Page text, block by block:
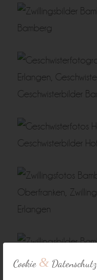
Cookie & Datenschutz